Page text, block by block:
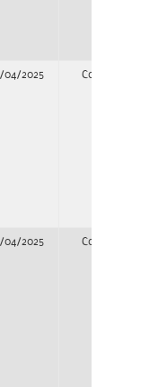
04/2025 Concurso
04/2025 Concurso